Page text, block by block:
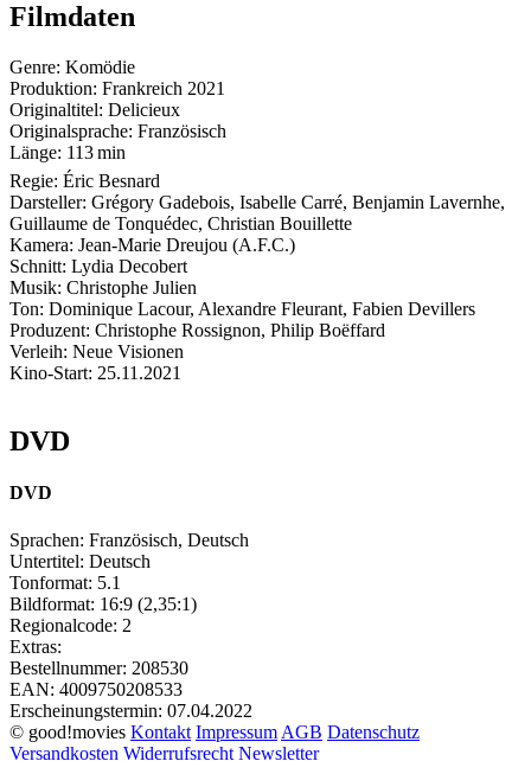
Filmdaten
Genre: Komödie
Produktion: Frankreich 2021
Originaltitel: Delicieux
Originalsprache: Französisch
Länge: 113 min
Regie: Éric Besnard
Darsteller: Grégory Gadebois, Isabelle Carré, Benjamin Lavernhe,
Guillaume de Tonquédec, Christian Bouillette
Kamera: Jean-Marie Dreujou (A.F.C.)
Schnitt: Lydia Decobert
Musik: Christophe Julien
Ton: Dominique Lacour, Alexandre Fleurant, Fabien Devillers
Produzent: Christophe Rossignon, Philip Boëffard
Verleih: Neue Visionen
Kino-Start: 25.11.2021
DVD
DVD
Sprachen: Französisch, Deutsch
Untertitel: Deutsch
Tonformat: 5.1
Bildformat: 16:9 (2,35:1)
Regionalcode: 2
Extras:
Bestellnummer: 208530
EAN: 4009750208533
Erscheinungstermin: 07.04.2022
© good!movies Kontakt Impressum AGB Datenschutz
Versandkosten Widerrufsrecht Newsletter